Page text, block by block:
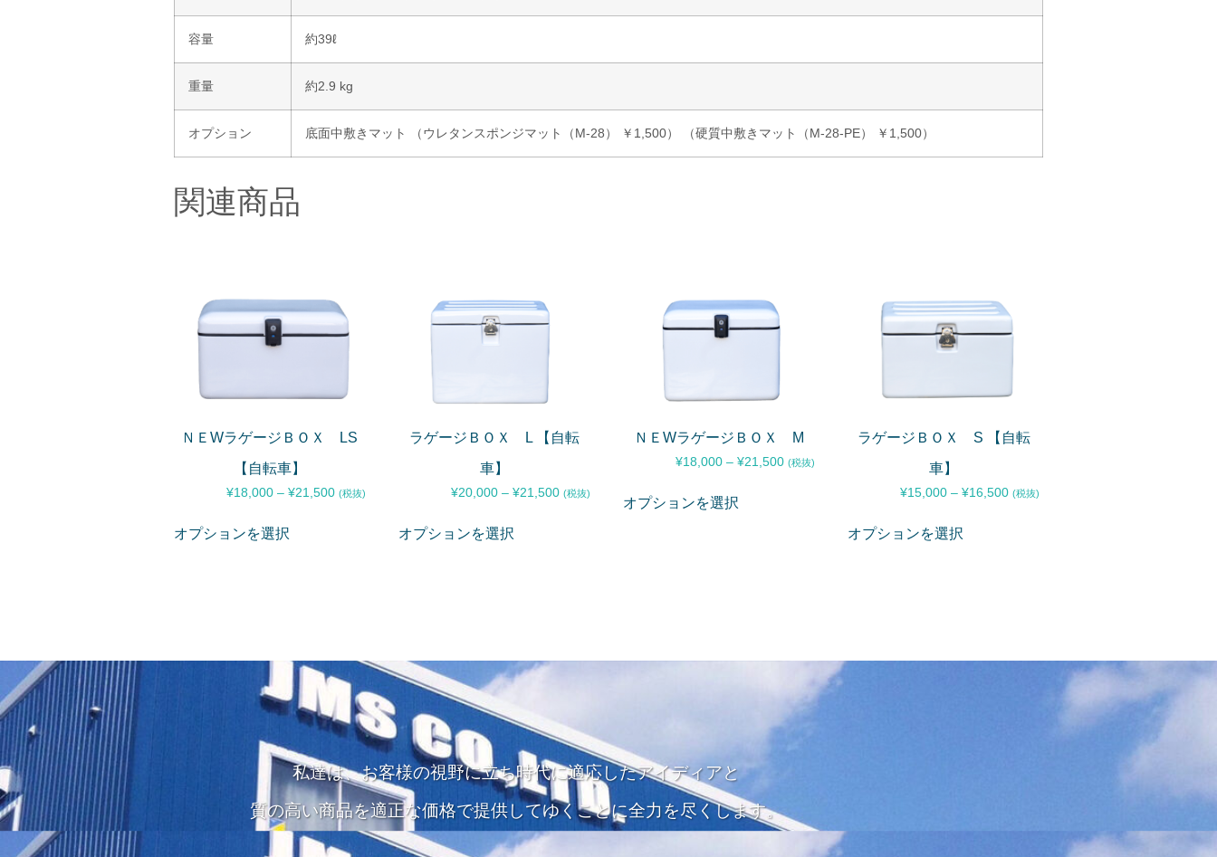
容量 約39ℓ
重量 約2.9 kg
オプション 底面中敷きマット （ウレタンスポンジマット（M-28） ￥1,500） （硬質中敷きマット（M-28-PE） ￥1,500）
関連商品
ＮＥWラゲージＢＯＸ LS
【自転車】
¥18,000 – ¥21,500 (税抜)
オプションを選択
ラゲージＢＯＸ L 【自転
車】
¥20,000 – ¥21,500 (税抜)
オプションを選択
ＮＥWラゲージＢＯＸ M
¥18,000 – ¥21,500 (税抜)
オプションを選択
ラゲージＢＯＸ S 【自転
車】
¥15,000 –¥16,500 (税抜)
オプションを選択
私達は、お客様の視野に立ち時代に適応したアイディアと
質の高い商品を適正な価格で提供してゆくことに全力を尽くします。